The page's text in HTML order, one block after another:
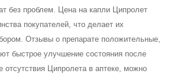
без проблем. Цена на капли Ципролет
покупателей, что делает их
Отзывы о препарате положительные,
быстрое улучшение состояния после
отсутствия Ципролета в аптеке, можно